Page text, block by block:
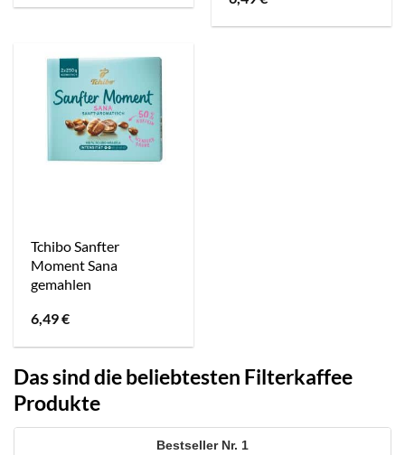
Tchibo Sanfter
Moment Sana
gemahlen
6,49€
Das sind die beliebtesten Filterkaffee
Produkte
1